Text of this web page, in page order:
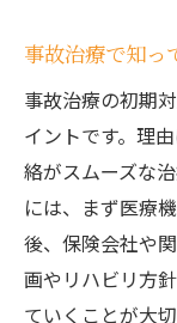
は
交通
事故治
整骨院
事故治
通院負担を
通院し
事故治療で知っ
事故治療の初期
イントです。理
絡がスムーズな
には、まず医療
後、保険会社や
画やリハビリ方
ていくことが大切